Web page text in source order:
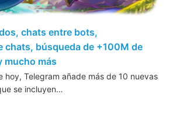
chats entre bots,
chats, búsqueda de +100M de
mucho más
hoy, Telegram añade más de 10 nuevas
se incluyen…